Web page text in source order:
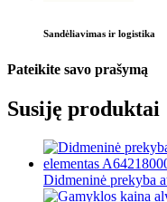
Sandėliavimas ir logistika
Pateikite savo prašymą
Susiję produktai
Didmeninė prekyba